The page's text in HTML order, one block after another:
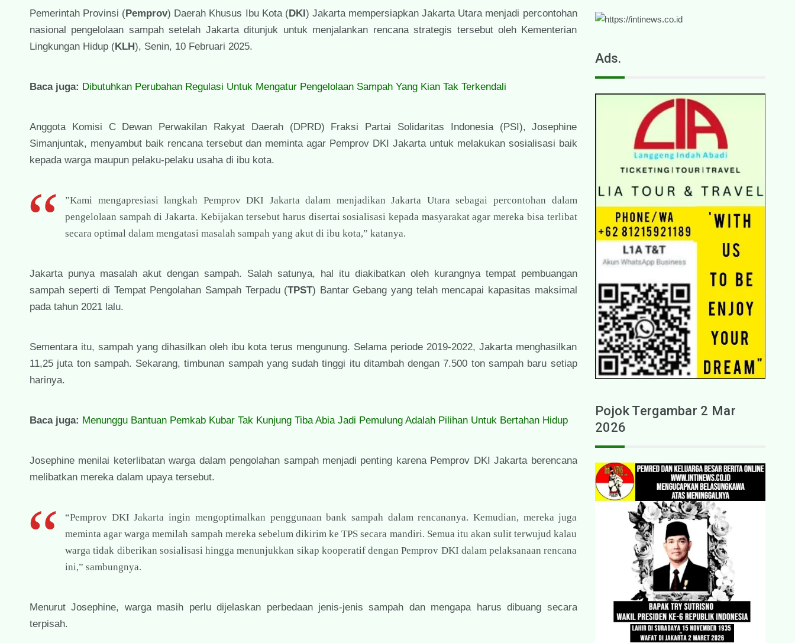
Pemerintah Provinsi (Pemprov) Daerah Khusus Ibu Kota (DKI) Jakarta mempersiapkan Jakarta Utara menjadi percontohan
nasional pengelolaan sampah setelah Jakarta ditunjuk untuk menjalankan rencana strategis tersebut oleh Kementerian
Lingkungan Hidup (KLH), Senin, 10 Februari 2025.
Baca juga: Dibutuhkan Perubahan Regulasi Untuk Mengatur Pengelolaan Sampah Yang Kian Tak Terkendali
Anggota Komisi C Dewan Perwakilan Rakyat Daerah (DPRD) Fraksi Partai Solidaritas Indonesia (PSI), Josephine
Simanjuntak, menyambut baik rencana tersebut dan meminta agar Pemprov DKI Jakarta untuk melakukan sosialisasi baik
kepada warga maupun pelaku-pelaku usaha di ibu kota.
”Kami mengapresiasi langkah Pemprov DKI Jakarta dalam menjadikan Jakarta Utara sebagai percontohan dalam
pengelolaan sampah di Jakarta. Kebijakan tersebut harus disertai sosialisasi kepada masyarakat agar mereka bisa terlibat
secara optimal dalam mengatasi masalah sampah yang akut di ibu kota,” katanya.
Jakarta punya masalah akut dengan sampah. Salah satunya, hal itu diakibatkan oleh kurangnya tempat pembuangan
sampah seperti di Tempat Pengolahan Sampah Terpadu (TPST) Bantar Gebang yang telah mencapai kapasitas maksimal
pada tahun 2021 lalu.
Sementara itu, sampah yang dihasilkan oleh ibu kota terus mengunung. Selama periode 2019-2022, Jakarta menghasilkan
11,25 juta ton sampah. Sekarang, timbunan sampah yang sudah tinggi itu ditambah dengan 7.500 ton sampah baru setiap
harinya.
Baca juga: Menunggu Bantuan Pemkab Kubar Tak Kunjung Tiba Abia Jadi Pemulung Adalah Pilihan Untuk Bertahan Hidup
Josephine menilai keterlibatan warga dalam pengolahan sampah menjadi penting karena Pemprov DKI Jakarta berencana
melibatkan mereka dalam upaya tersebut.
“Pemprov DKI Jakarta ingin mengoptimalkan penggunaan bank sampah dalam rencananya. Kemudian, mereka juga
meminta agar warga memilah sampah mereka sebelum dikirim ke TPS secara mandiri. Semua itu akan sulit terwujud kalau
warga tidak diberikan sosialisasi hingga menunjukkan sikap kooperatif dengan Pemprov DKI dalam pelaksanaan rencana
ini,” sambungnya.
Menurut Josephine, warga masih perlu dijelaskan perbedaan jenis-jenis sampah dan mengapa harus dibuang secara
terpisah.
Ads.
Pojok Tergambar 2 Mar
2026